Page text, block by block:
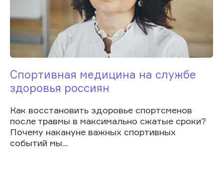
Спортивная медицина на службе
здоровья россиян
Как восстановить здоровье спортсменов
после травмы в максимально сжатые сроки?
Почему накануне важных спортивных
событий мы...